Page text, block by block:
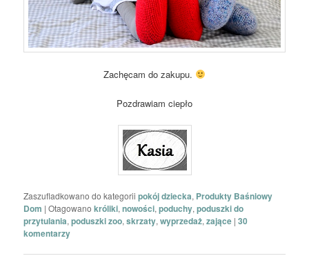
Zachęcam do zakupu.
Pozdrawiam ciepło
Zaszufladkowano do kategorii pokój dziecka, Produkty Baśniowy
Dom |Otagowano króliki,nowości,poduchy,poduszki do
przytulania,poduszki zoo,skrzaty,wyprzedaż,zające |30
komentarzy